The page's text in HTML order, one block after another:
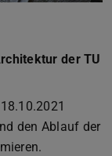
der TU
den Ablauf der